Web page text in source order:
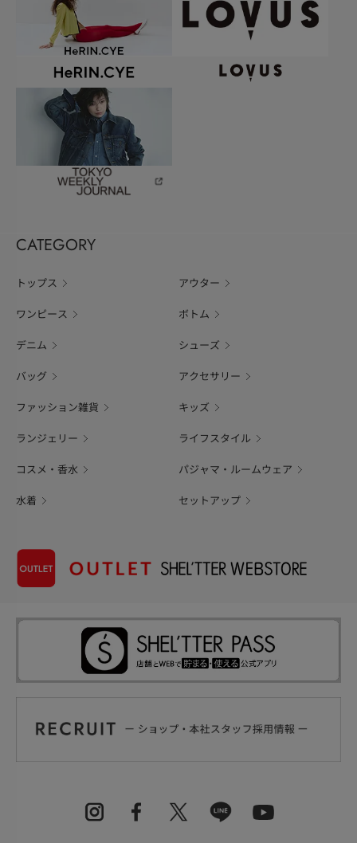
CATEGORY
トップス アウター
ワンピース ボトム
デニム シューズ
バッグ アクセサリー
ファッション雑貨 キッズ
ランジェリー ライフスタイル
コスメ・香水 パジャマ・ルームウェア
水着 セットアップ